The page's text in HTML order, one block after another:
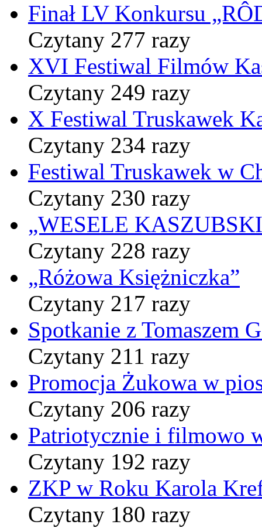
Finał LV Konkursu
Czytany 277 razy
XVI Festiwal Filmów
Czytany 249 razy
X Festiwal Truskawek
Czytany 234 razy
Festiwal Truskawek w
Czytany 230 razy
„WESELE
Czytany 228 razy
„Różowa Księżniczka”
Czytany 217 razy
Spotkanie z Tomaszem
Czytany 211 razy
Promocja Żukowa w
Czytany 206 razy
Patriotycznie i filmowo
Czytany 192 razy
ZKP w Roku Karola
Czytany 180 razy